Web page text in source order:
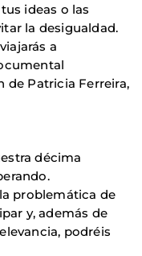
ideas o las
la desigualdad.
a
de Patricia Ferreira,
décima
problemática de
y, además de
podréis